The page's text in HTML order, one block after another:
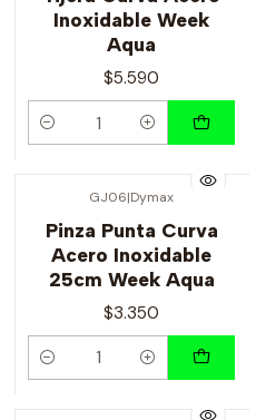
Inoxidable Week
Aqua
$5.590
Cantidad
GJ06|Dymax
Pinza Punta Curva
Acero Inoxidable
25cm Week Aqua
$3.350
Cantidad